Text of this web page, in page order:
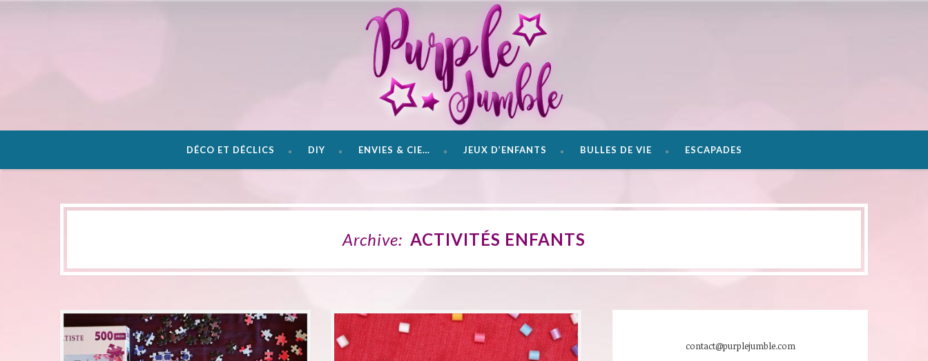
DÉCO ET DÉCLICS DIY ENVIES & CIE… JEUX D’ENFANTS BULLES DE VIE ESCAPADES
Archive: ACTIVITÉS ENFANTS
contact@purplejumble.com